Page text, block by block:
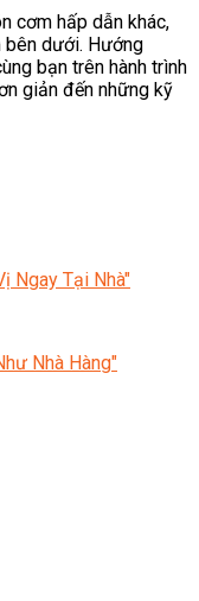
cơm hấp dẫn khác,
dưới. Hướng
bạn trên hành trình
giản đến những kỹ
Ngay Tại Nhà"
Nhà Hàng"